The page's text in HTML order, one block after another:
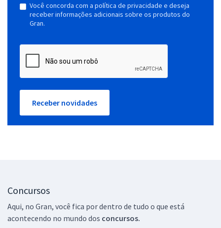
Você concorda com a política de privacidade e deseja
receber informações adicionais sobre os produtos do
Gran.
Receber novidades
Concursos
Aqui, no Gran, você fica por dentro de tudo o que está
acontecendo no mundo dos concursos.